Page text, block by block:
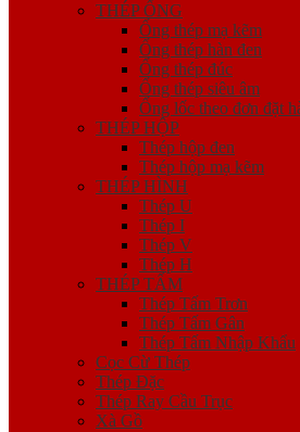
THÉP ỐNG
Ống thép mạ kẽm
Ống thép hàn đen
Ống thép đúc
Ống thép siêu âm
Ống lốc theo đơn đặt
THÉP HỘP
Thép hộp đen
Thép hộp mạ kẽm
THÉP HÌNH
Thép U
Thép I
Thép V
Thép H
THÉP TẤM
Thép Tấm Trơn
Thép Tấm Gân
Thép Tấm Nhập Khẩu
Cọc Cừ Thép
Thép Đặc
Thép Ray Cầu Trục
Xà Gồ